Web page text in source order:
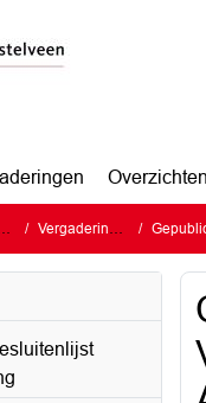
Overzichten
Vergaderingen